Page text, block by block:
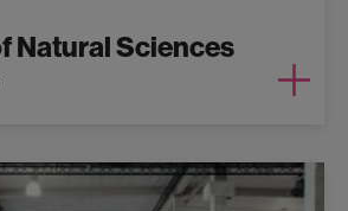
Natural Sciences